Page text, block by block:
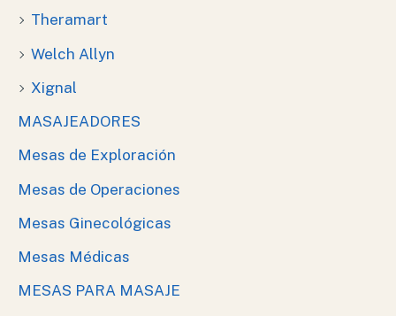
Theramart
Welch Allyn
Xignal
MASAJEADORES
Mesas de Exploración
Mesas de Operaciones
Mesas Ginecológicas
Mesas Médicas
MESAS PARA MASAJE